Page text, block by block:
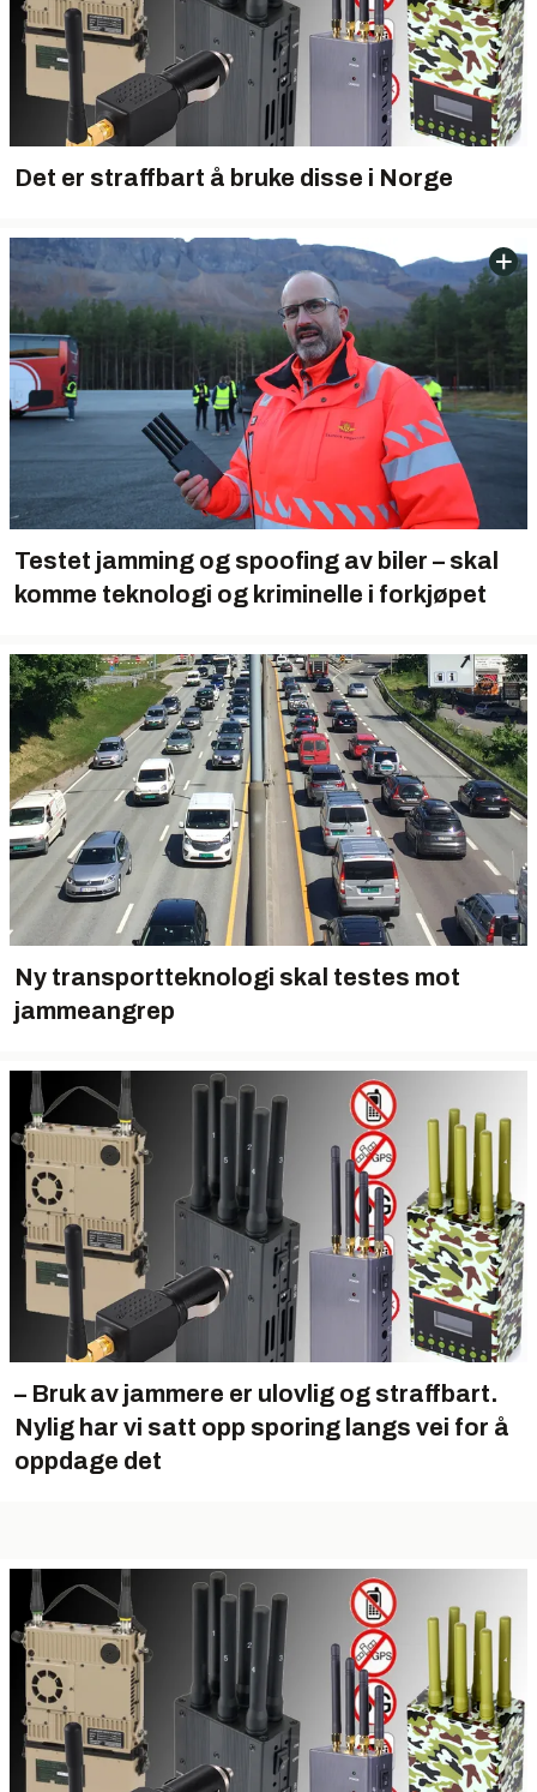
Det er straffbart å bruke disse i Norge
Testet jamming og spoofing av biler – skal
komme teknologi og kriminelle i forkjøpet
Ny transportteknologi skal testes mot
jammeangrep
– Bruk av jammere er ulovlig og straffbart.
Nylig har vi satt opp sporing langs vei for å
oppdage det